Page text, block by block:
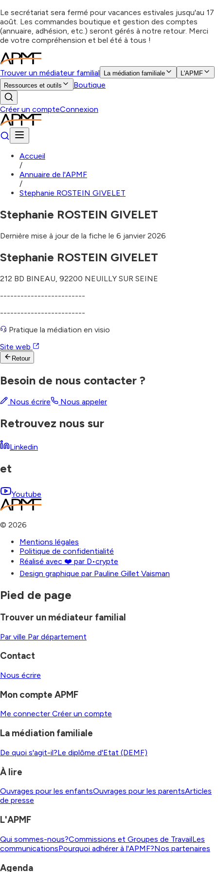
Le secrétariat sera fermé pour vacances estivales jusqu'au 17
août. Les commandes boutique et gestion des comptes
(annuaire, adhésion, etc.) seront gérés à notre retour. Merci
de votre compréhension et bel été à tous !
Trouver un médiateur familial La médiation familiale
L'APMF
Ressources et outils
Boutique
Créer un compteConnexion
Accueil
/
Annuaire de l'APMF
/
Stephanie ROSTEIN GIVELET
Stephanie ROSTEIN GIVELET
Dernière mise à jour de la fiche le 6 janvier 2026
Stephanie ROSTEIN GIVELET
212 BD BINEAU 92200 NEUILLY SUR SEINE
-------------------------
-------------------------
Pratique la médiation en visio
Site web
Retour
Besoin de nous contacter ?
Nous écrire Nous appeler
Retrouvez nous sur
Linkedin
et
Youtube
© 2026
Mentions légales
Politique de confidentialité
Réalisé avec ❤️ par D•crypte
Design graphique par Pauline Gillet Vaisman
Pied de page
Trouver un médiateur familial
Par ville Par département
Contact
Nous écrire
Mon compte APMF
Me connecter Créer un compte
La médiation familiale
De quoi s'agit-il?Le diplôme d'Etat (DEMF)
À lire
Ouvrages pour les enfantsOuvrages pour les parentsArticles
de presse
L'APMF
Qui sommes-nous?Commissions et Groupes de TravailLes
communicationsPourquoi adhérer à l'APMF?Nos partenaires
Agenda